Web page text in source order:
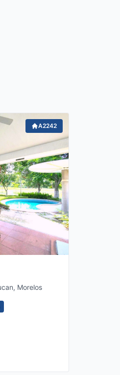
A2242
Morelos